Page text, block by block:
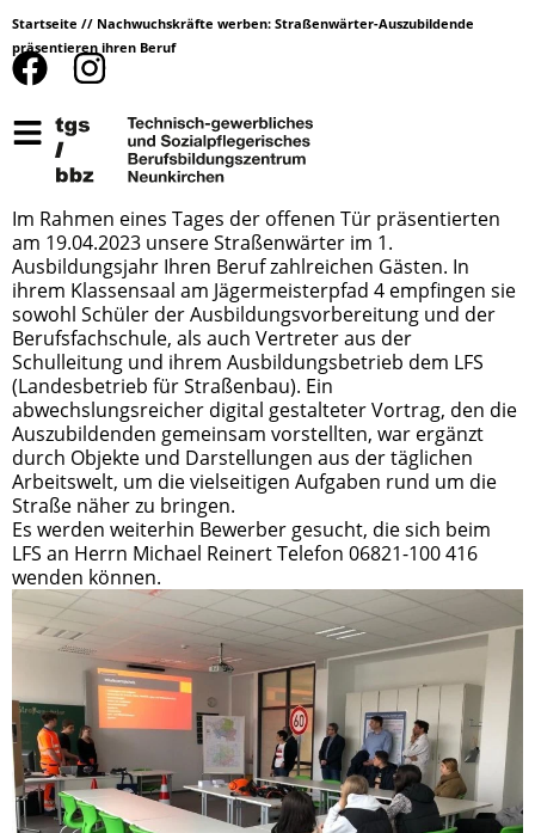
Startseite // Nachwuchskräfte werben: Straßenwärter-Auszubildende
präsentieren ihren Beruf
Im Rahmen eines Tages der offenen Tür präsentierten
am 19.04.2023 unsere Straßenwärter im 1.
Ausbildungsjahr Ihren Beruf zahlreichen Gästen. In
ihrem Klassensaal am Jägermeisterpfad 4 empfingen sie
sowohl Schüler der Ausbildungsvorbereitung und der
Berufsfachschule, als auch Vertreter aus der
Schulleitung und ihrem Ausbildungsbetrieb dem LFS
(Landesbetrieb für Straßenbau). Ein
abwechslungsreicher digital gestalteter Vortrag, den die
Auszubildenden gemeinsam vorstellten, war ergänzt
durch Objekte und Darstellungen aus der täglichen
Arbeitswelt, um die vielseitigen Aufgaben rund um die
Straße näher zu bringen.
Es werden weiterhin Bewerber gesucht, die sich beim
LFS an Herrn Michael Reinert Telefon 06821-100 416
wenden können.